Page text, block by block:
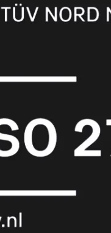
Licenties
bekijken
FortiCare
Elite
FortiCare
Upgrades
1